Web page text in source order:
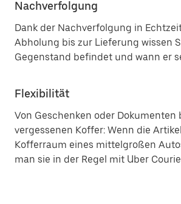
Nachverfolgung
Dank der Nachverfolgung in
Abholung bis zur Lieferung wissen
Gegenstand befindet und wann er
Flexibilität
Von Geschenken oder Dokumenten
vergessenen Koffer: Wenn die
Kofferraum eines mittelgroßen
man sie in der Regel mit Uber